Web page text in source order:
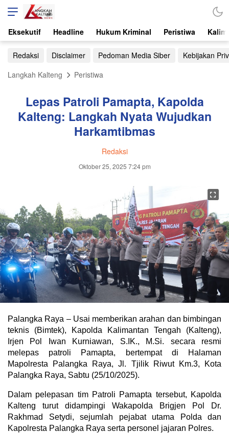
Eksekutif Headline Hukum Kriminal Peristiwa
Redaksi Disclaimer Pedoman Media Siber
Kebijakan
Langkah Kalteng
Peristiwa
Lepas Patroli Pamapta, Kapolda
Kalteng: Langkah Nyata Wujudkan
Harkamtibmas
Redaksi
Oktober 25, 2025 7:24 pm
Palangka Raya – Usai memberikan arahan dan bimbingan
teknis (Bimtek), Kapolda Kalimantan Tengah (Kalteng),
Irjen Pol Iwan Kurniawan, S.IK., M.Si. secara resmi
melepas patroli Pamapta, bertempat di Halaman
Mapolresta Palangka Raya, Jl. Tjilik Riwut Km.3, Kota
Palangka Raya, Sabtu (25/10/2025).
Dalam pelepasan tim Patroli Pamapta tersebut, Kapolda
Kalteng turut didampingi Wakapolda Brigjen Pol Dr.
Rakhmad Setydi, sejumlah pejabat utama Polda dan
Kapolresta Palangka Raya serta personel jajaran Polres.